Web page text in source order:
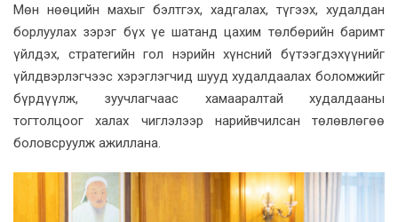
Мөн нөөцийн махыг бэлтгэх, хадгалах, түгээх, худалдан
борлуулах зэрэг бүх үе шатанд цахим төлбөрийн баримт
үйлдэх, стратегийн гол нэрийн хүнсний бүтээгдэхүүнийг
үйлдвэрлэгчээс хэрэглэгчид шууд худалдаалах боломжийг
бүрдүүлж, зуучлагчаас хамааралтай худалдааны
тогтолцоог халах чиглэлээр нарийвчилсан төлөвлөгөө
боловсруулж ажиллана.